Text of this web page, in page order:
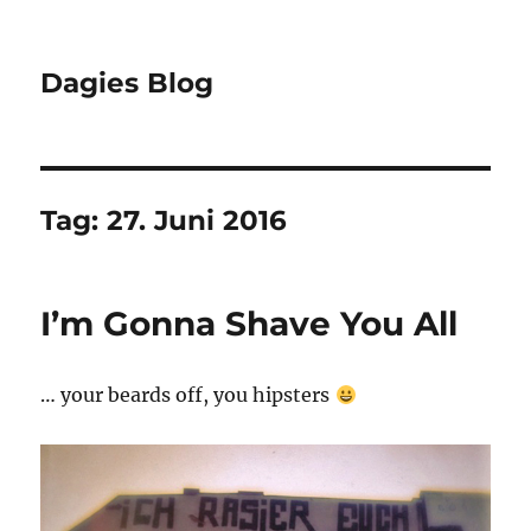
Dagies Blog
Tag:27. Juni 2016
I’m Gonna Shave You All
… your beards off, you hipsters